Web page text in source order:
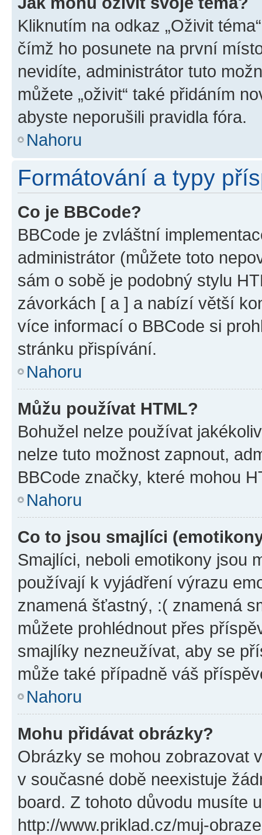
Kliknutím na odkaz „Oživit
čímž ho posunete na první
nevidíte, administrátor tuto
můžete „oživit“ také přidáním
abyste neporušili pravidla fóra.
Nahoru
Formátování a typy
Co je BBCode?
BBCode je zvláštní
administrátor (můžete toto
sám o sobě je podobný stylu
závorkách [ a ] a nabízí větší
více informací o BBCode si
stránku přispívání.
Nahoru
Můžu používat HTML?
Bohužel nelze používat
nelze tuto možnost zapnout,
BBCode značky, které mohou
Nahoru
Co to jsou smajlíci
Smajlíci, neboli emotikony jsou
používají k vyjádření výrazu
znamená šťastný, :( znamená
můžete prohlédnout přes
smajlíky nezneužívat, aby se
může také případně váš
Nahoru
Mohu přidávat obrázky?
Obrázky se mohou zobrazovat
v současné době neexistuje
board. Z tohoto důvodu musíte
http://www.priklad.cz/muj-